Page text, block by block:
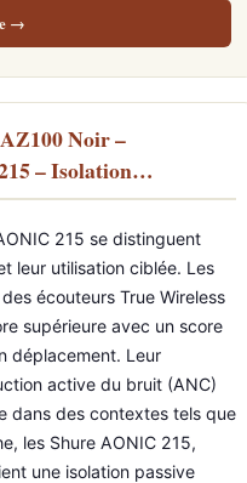
→
Noir –
– Isolation…
215 se distinguent
leur utilisation ciblée. Les
écouteurs True Wireless
supérieure avec un score
déplacement. Leur
active du bruit (ANC)
dans des contextes tels que
les Shure AONIC 215,
une isolation passive